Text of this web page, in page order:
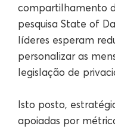
compartilhamento
pesquisa State of
líderes esperam
personalizar as
legislação de
Isto posto,
apoiadas por